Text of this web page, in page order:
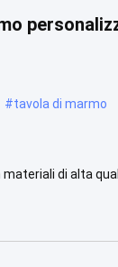
#tavola di marmo
di alta